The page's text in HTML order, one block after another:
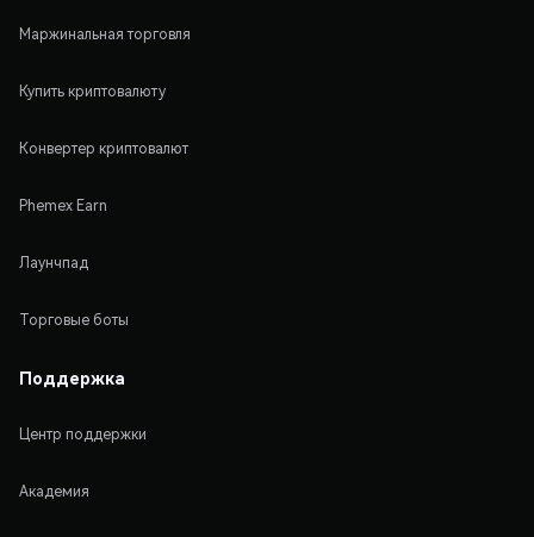
Маржинальная торговля
Купить криптовалюту
Конвертер криптовалют
Phemex Earn
Лаунчпад
Торговые боты
Поддержка
Центр поддержки
Академия